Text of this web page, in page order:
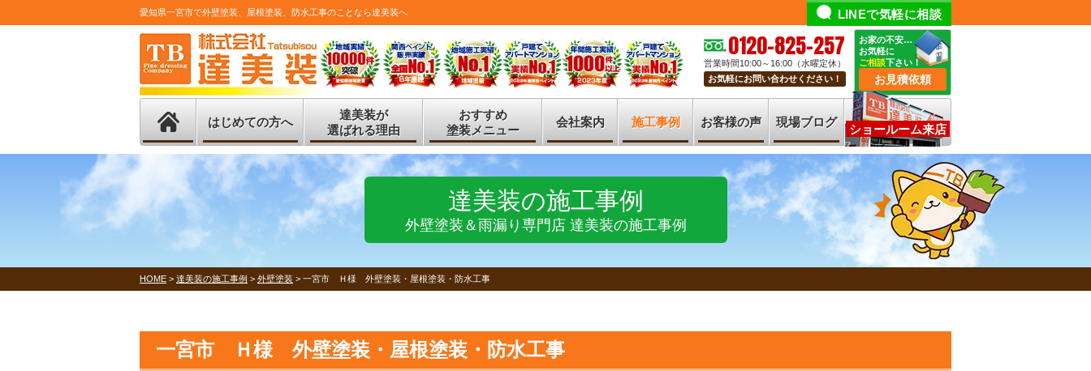
愛知県一宮市で外壁塗装、屋根塗装、防水工事のことなら達美装へ LINEで気軽に相談
0120-825-257
営業時間10:00～16:00（水曜定休）
お気軽にお問い合わせください！
お家の不安…
お気軽に
ご相談下さい！
お見積依頼
はじめての方へ
達美装が
選ばれる理由
おすすめ
塗装メニュー
会社案内 施工事例 お客様の声 現場ブログ
ショールーム来店
達美装の施工事例
外壁塗装＆雨漏り専門店 達美装の施工事例
HOME > 達美装の施工事例 > 外壁塗装 > 一宮市 Ｈ様 外壁塗装・屋根塗装・防水工事
一宮市 Ｈ様 外壁塗装・屋根塗装・防水工事